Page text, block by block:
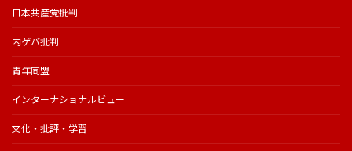
日本共産党批判
内ゲバ批判
青年同盟
インターナショナルビュー
文化・批評・学習